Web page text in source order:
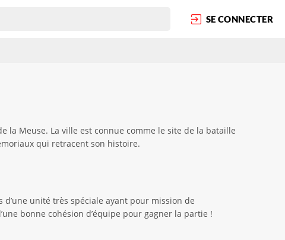
SE CONNECTER
la Meuse. La ville est connue comme le site de la bataille
qui retracent son histoire.
d’une unité très spéciale ayant pour mission de
bonne cohésion d’équipe pour gagner la partie !